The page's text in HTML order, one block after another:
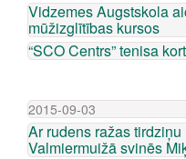
Vidzemes Augstskola
mūžizglītības kursos
“SCO Centrs” tenisa
2015-09-03
Ar rudens ražas
Valmiermuižā svinēs